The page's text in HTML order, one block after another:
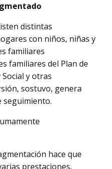
distintas
con niños, niñas y
familiares
familiares del Plan de
y otras
sostuvo, genera
seguimiento.
hace que
prestaciones,